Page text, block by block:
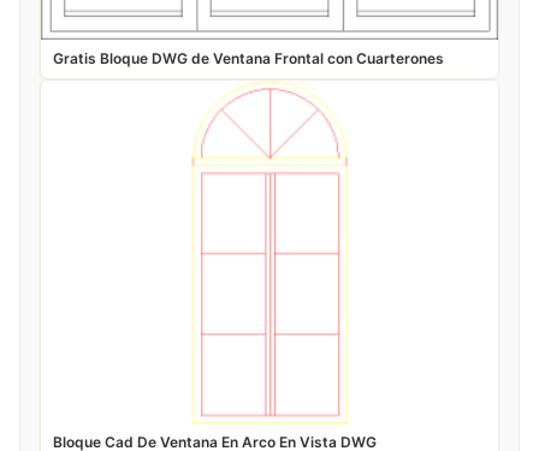
Gratis Bloque DWG de Ventana Frontal con Cuarterones
Bloque Cad De Ventana En Arco En Vista DWG